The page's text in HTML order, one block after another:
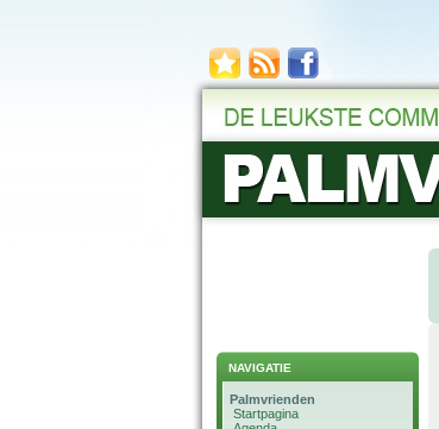
NAVIGATIE
Palmvrienden
Startpagina